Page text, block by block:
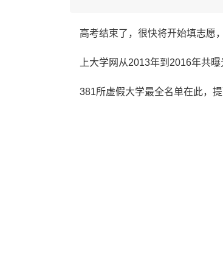
高考结束了，很快将开始填志愿，
上大学网从2013年到2016年共曝
381所虚假大学最全名单在此，提